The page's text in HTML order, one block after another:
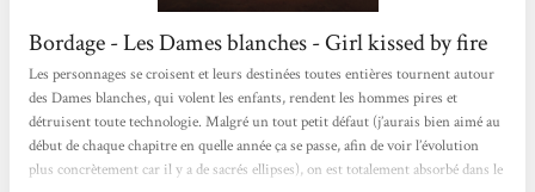
Bordage - Les Dames blanches - Girl kissed by fire
Les personnages se croisent et leurs destinées toutes entières tournent autour
des Dames blanches, qui volent les enfants, rendent les hommes pires et
détruisent toute technologie. Malgré un tout petit défaut (j’aurais bien aimé au
début de chaque chapitre en quelle année ça se passe, afin de voir l’évolution
plus concrètement car il y a de sacrés ellipses), on est totalement absorbé dans le